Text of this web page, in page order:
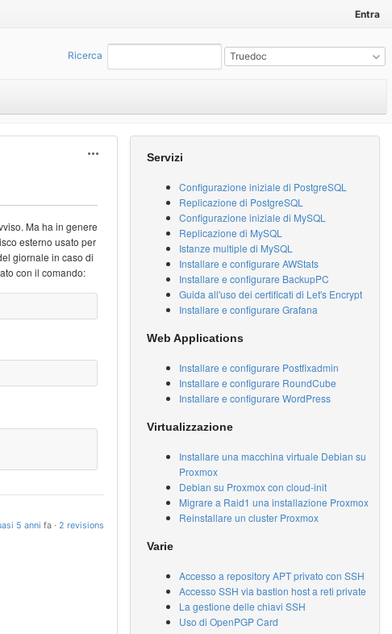
Entra
Ricerca Truedoc
Servizi
Configurazione iniziale di PostgreSQL
Replicazione di PostgreSQL
Configurazione iniziale di MySQL
Replicazione di MySQL
Istanze multiple di MySQL
Installare e configurare AWStats
Installare e configurare BackupPC
Guida all'uso dei certificati di Let's Encrypt
Installare e configurare Grafana
Web Applications
Installare e configurare Postfixadmin
Installare e configurare RoundCube
Installare e configurare WordPress
Virtualizzazione
Installare una macchina virtuale Debian su
Proxmox
Debian su Proxmox con cloud-init
Migrare a Raid1 una installazione Proxmox
Reinstallare un cluster Proxmox
Varie
Accesso a repository APT privato con SSH
Accesso SSH via bastion host a reti private
La gestione delle chiavi SSH
Uso di OpenPGP Card
Ma ha in genere
esterno usato per
giornale in caso di
con il comando:
5 anni fa · 2 revisions